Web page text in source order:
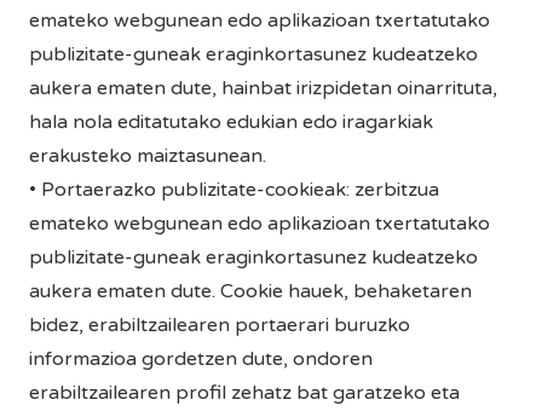
emateko webgunean edo aplikazioan txertatutako
publizitate-guneak eraginkortasunez kudeatzeko
aukera ematen dute, hainbat irizpidetan oinarrituta,
hala nola editatutako edukian edo iragarkiak
erakusteko maiztasunean.
• Portaerazko publizitate-cookieak: zerbitzua
emateko webgunean edo aplikazioan txertatutako
publizitate-guneak eraginkortasunez kudeatzeko
aukera ematen dute. Cookie hauek, behaketaren
bidez, erabiltzailearen portaerari buruzko
informazioa gordetzen dute, ondoren
erabiltzailearen profil zehatz bat garatzeko eta